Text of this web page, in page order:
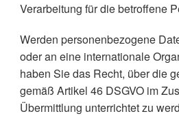
Verarbeitung für die betroffene
Werden personenbezogene
oder an eine internationale
haben Sie das Recht, über die
gemäß Artikel 46 DSGVO im
Übermittlung unterrichtet zu